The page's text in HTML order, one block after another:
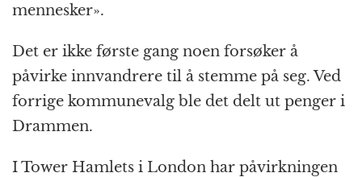
mennesker».
Det er ikke første gang noen forsøker å
påvirke innvandrere til å stemme på seg. Ved
forrige kommunevalg ble det delt ut penger i
Drammen.
I Tower Hamlets i London har påvirkningen